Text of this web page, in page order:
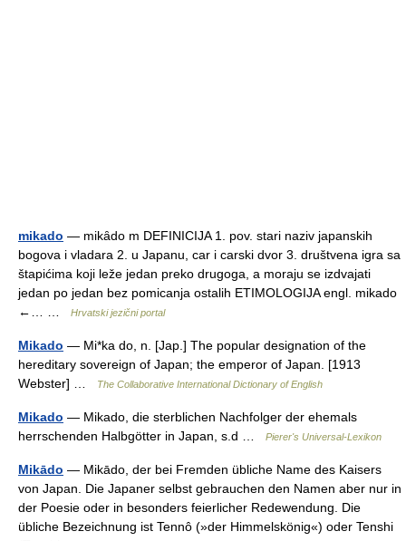
mikado — mikȃdo m DEFINICIJA 1. pov. stari naziv japanskih
bogova i vladara 2. u Japanu, car i carski dvor 3. društvena igra sa
štapićima koji leže jedan preko drugoga, a moraju se izdvajati
jedan po jedan bez pomicanja ostalih ETIMOLOGIJA engl. mikado
←… …
Hrvatski jezični portal
Mikado — Mi*ka do, n. [Jap.] The popular designation of the
hereditary sovereign of Japan; the emperor of Japan. [1913
Webster] …
The Collaborative International Dictionary of English
Mikado — Mikado, die sterblichen Nachfolger der ehemals
herrschenden Halbgötter in Japan, s.d …
Pierer's Universal-Lexikon
Mikādo — Mikādo, der bei Fremden übliche Name des Kaisers
von Japan. Die Japaner selbst gebrauchen den Namen aber nur in
der Poesie oder in besonders feierlicher Redewendung. Die
übliche Bezeichnung ist Tennô (»der Himmelskönig«) oder Tenshi